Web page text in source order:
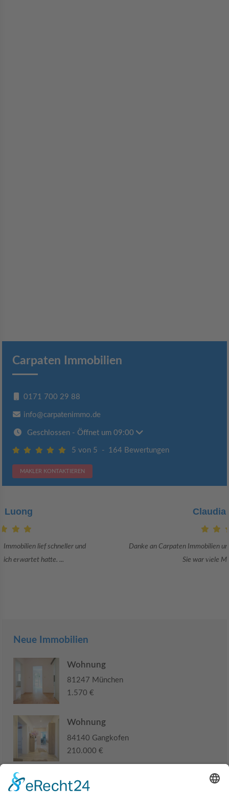
Carpaten Immobilien
0171 700 29 88
info@carpatenimmo.de
Geschlossen - Öffnet um 09:00
5 von 5 - 164 Bewertungen
MAKLER KONTAKTIEREN
Danke an Carpaten Immobilien und besonders an Frau Adriana Sarca.
Neue Immobilien
Wohnung
81247 München
1.570 €
Wohnung
84140 Gangkofen
210.000 €
Haus